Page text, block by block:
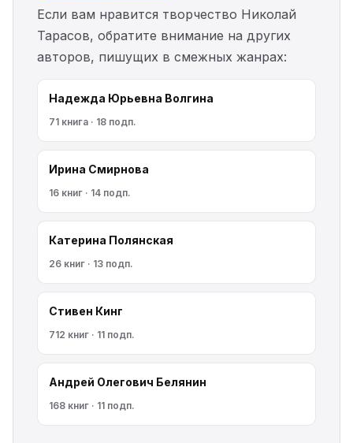
Если вам нравится творчество Николай
Тарасов, обратите внимание на других
авторов, пишущих в смежных жанрах:
Надежда Юрьевна Волгина
71 книга · 18 подп.
Ирина Смирнова
16 книг · 14 подп.
Катерина Полянская
26 книг · 13 подп.
Стивен Кинг
712 книг · 11 подп.
Андрей Олегович Белянин
168 книг · 11 подп.